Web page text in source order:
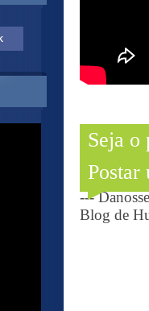
Seja o
Postar
---
Blog de